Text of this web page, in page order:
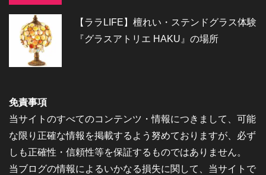
【ララLIFE】檀れい・ステンドグラス体験
『グラスアトリエ HAKU』の場所
免責事項
当サイトのすべてのコンテンツ・情報につきまして、可能
な限り正確な情報を掲載するよう努めておりますが、必ず
しも正確性・信頼性等を保証するものではありません。
当ブログの情報によるいかなる損失に関して、当サイトで